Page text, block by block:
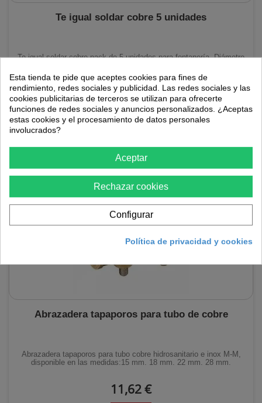
Te igual soldar cobre 5 unidades
Te igual soldar cobre pack de 5 unidades para fontanería. Diámetro
4,36 €
En stock
AÑADIR AL CARRITO
Abrazadera tapaporos para tubo de cobre
Abrazadera tapaporos para tubo cobre hidrosanitario e inox M-M,
disponible en las medidas:15 mm. 18 mm. 22 mm. 28 mm.
11,62 €
Esta tienda te pide que aceptes cookies para fines de
rendimiento, redes sociales y publicidad. Las redes sociales y las
cookies publicitarias de terceros se utilizan para ofrecerte
funciones de redes sociales y anuncios personalizados. ¿Aceptas
estas cookies y el procesamiento de datos personales
involucrados?
Aceptar
Rechazar cookies
Configurar
Política de privacidad y cookies